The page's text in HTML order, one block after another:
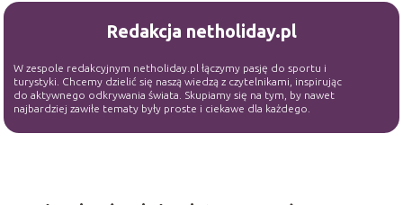
Redakcja netholiday.pl
W zespole redakcyjnym netholiday.pl łączymy pasję do sportu i
turystyki. Chcemy dzielić się naszą wiedzą z czytelnikami, inspirując
do aktywnego odkrywania świata. Skupiamy się na tym, by nawet
najbardziej zawiłe tematy były proste i ciekawe dla każdego.